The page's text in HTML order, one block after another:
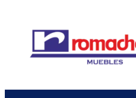
contenido